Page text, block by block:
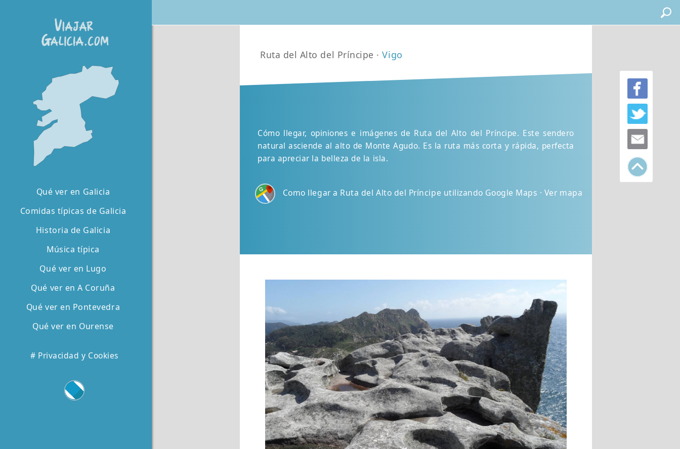
Ruta del Alto del Príncipe ·Vigo
Cómo llegar, opiniones e imágenes de Ruta del Alto del Príncipe. Este sendero
natural asciende al alto de Monte Agudo. Es la ruta más corta y rápida, perfecta
para apreciar la belleza de la isla.
Como llegar a Ruta del Alto del Príncipe utilizando Google Maps · Ver mapa
Qué ver en Galicia
Comidas típicas de Galicia
Historia de Galicia
Música típica
Qué ver en Lugo
Qué ver en A Coruña
Qué ver en Pontevedra
Qué ver en Ourense
# Privacidad y Cookies